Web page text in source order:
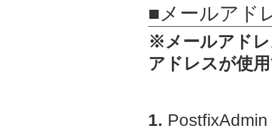
■メールアド
※メールアド
アドレスが使
1. PostfixAdmin